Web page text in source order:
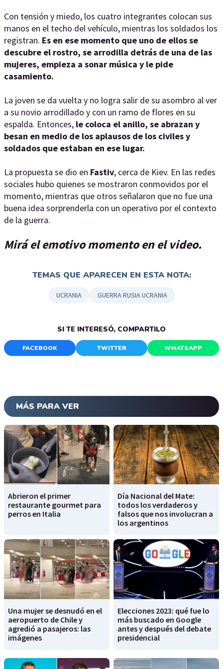
Con tensión y miedo, los cuatro integrantes colocan sus
manos en el techo del vehículo, mientras los soldados los
registran. Es en ese momento que uno de ellos se
descubre el rostro, se arrodilla detrás de una de las
mujeres, empieza a sonar música y le pide
casamiento.
La joven se da vuelta y no logra salir de su asombro al ver
a su novio arrodillado y con un ramo de flores en su
espalda. Entonces, le coloca el anillo, se abrazan y
besan en medio de los aplausos de los civiles y
soldados que estaban en ese lugar.
La propuesta se dio en Fastiv, cerca de Kiev. En las redes
sociales hubo quienes se mostraron conmovidos por el
momento, mientras que otros señalaron que no fue una
buena idea sorprenderla con un operativo por el contexto
de la guerra.
Mirá el emotivo momento en el video.
TEMAS QUE APARECEN EN ESTA NOTA:
UCRANIA GUERRA RUSIA UCRANIA
SI TE INTERESÓ, COMPARTILO
FACEBOOK TWITTER WHATSAPP
MÁS PARA VER
Abrieron el primer
restaurante gourmet para
perros en Italia
Día Nacional del Mate:
todos los verdaderos y
falsos que nos involucran a
los argentinos
Una mujer se desnudó en el
aeropuerto de Chile y
agredió a pasajeros: las
imágenes
Elecciones 2023: qué fue lo
más buscado en Google
antes y después del debate
presidencial